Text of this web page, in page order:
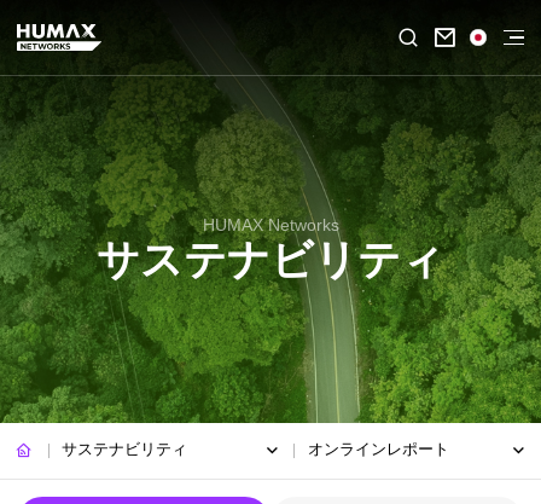

HUMAX Networks
サステナビリティ
サステナビリティ オンラインレポート